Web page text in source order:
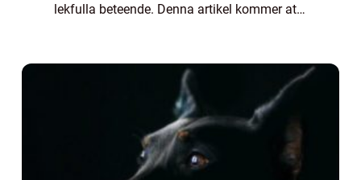
lekfulla beteende. Denna artikel kommer att